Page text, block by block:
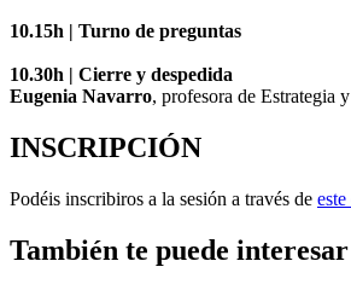
10.15h | Turno de preguntas
10.30h | Cierre y despedida
Eugenia Navarro, profesora de Estrategia
INSCRIPCIÓN
Podéis inscribiros a la sesión a través de
También te puede interesar